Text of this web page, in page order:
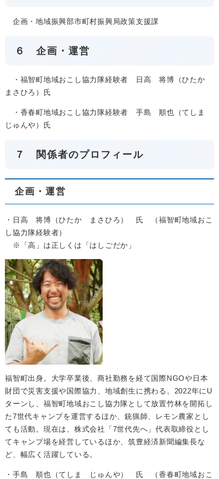
企画・地域振興部市町村振興局政策支援課
６ 企画・運営
・福智町地域おこし協力隊経験者 日高 将博（ひたか
まさひろ）氏
・香春町地域おこし協力隊経験者 手島 順也（てしま
じゅんや）氏
７ 関係者のプロフィール
企画・運営
・日高 将博（ひたか まさひろ） 氏 （福智町地域おこ
し協力隊経験者）
※「高」は正しくは「はしごだか」
福智町出身。大学卒業後、商社勤務を経て国際NGOや日本
財団で災害支援や国際協力、地域創生に携わる。2022年にU
ターンし、福智町地域おこし協力隊として放置竹林を開拓し
た7世代キャンプを運営するほか、銃猟師、レモン農家とし
ても活動。現在は、株式会社「7世代先へ」代表取締役とし
てキャンプ場を経営しているほか、筑豊経済新聞編集長な
ど、幅広く活躍している。
・手島 順也（てしま じゅんや） 氏 （香春町地域おこ